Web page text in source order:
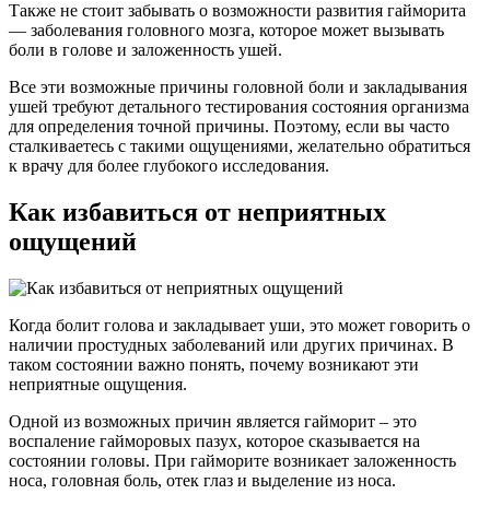
Также не стоит забывать о возможности развития гайморита
— заболевания головного мозга, которое может вызывать
боли в голове и заложенность ушей.
Все эти возможные причины головной боли и закладывания
ушей требуют детального тестирования состояния организма
для определения точной причины. Поэтому, если вы часто
сталкиваетесь с такими ощущениями, желательно обратиться
к врачу для более глубокого исследования.
Как избавиться от неприятных
ощущений
Когда болит голова и закладывает уши, это может говорить о
наличии простудных заболеваний или других причинах. В
таком состоянии важно понять, почему возникают эти
неприятные ощущения.
Одной из возможных причин является гайморит – это
воспаление гайморовых пазух, которое сказывается на
состоянии головы. При гайморите возникает заложенность
носа, головная боль, отек глаз и выделение из носа.